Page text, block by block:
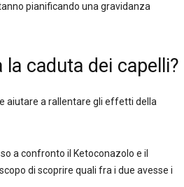
pianificando una gravidanza
caduta dei capelli?
aiutare a rallentare gli effetti della
a confronto il Ketoconazolo e il
di scoprire quali fra i due avesse i